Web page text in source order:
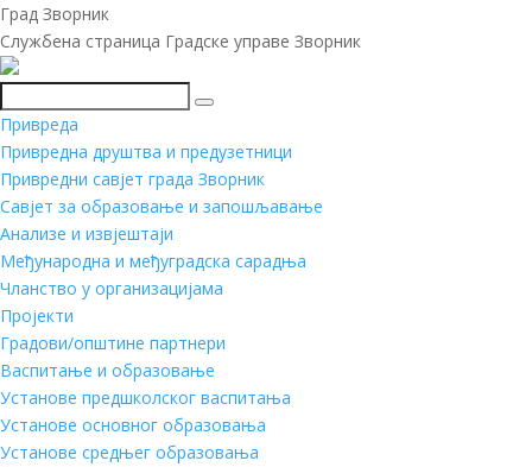
Град Зворник
Службена страница Градске управе Зворник
Претражи
Привреда
Привредна друштва и предузетници
Привредни савјет града Зворник
Савјет за образовање и запошљавање
Анализе и извјештаји
Међународна и међуградска сарадња
Чланство у организацијама
Пројекти
Градови/општине партнери
Васпитање и образовање
Установе предшколског васпитања
Установе основног образовања
Установе средњег образовања